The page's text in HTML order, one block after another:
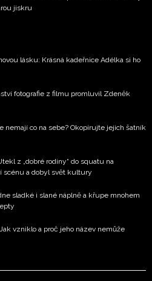
jiskru
lásku: Krásná kadeřnice Adélka si ho
fotografie z filmu promluvil Zdeněk
nemají co na sebe? Okopírujte jejich šatník
z „dobré rodiny“ do squatu na
scénu a dobyl svět kultury
sladké i slané náplně a křupe mnohem
vzniklo a proč jeho název nemůže